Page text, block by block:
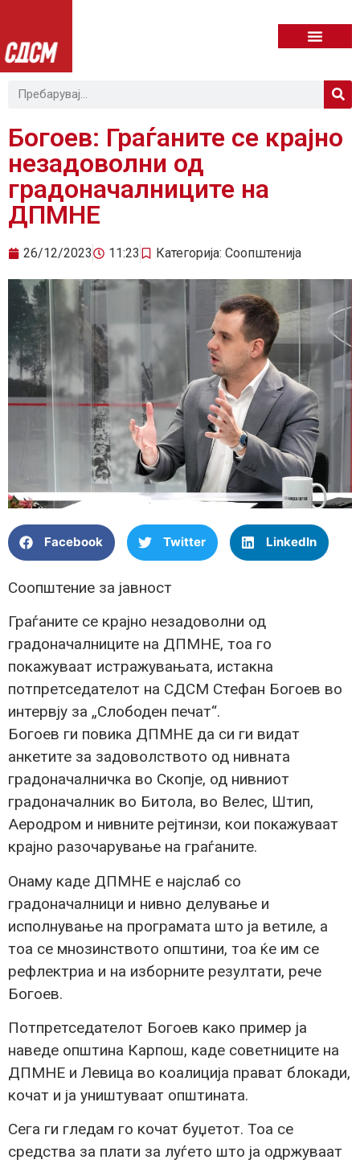
Богоев: Граѓаните се крајно
незадоволни од
градоначалниците на
ДПМНЕ
26/12/2023 11:23 Категорија: Соопштенија
Facebook Twitter LinkedIn
Соопштение за јавност
Граѓаните се крајно незадоволни од
градоначалниците на ДПМНЕ, тоа го
покажуваат истражувањата, истакна
потпретседателот на СДСМ Стефан Богоев во
интервју за „Слободен печат“.
Богоев ги повика ДПМНЕ да си ги видат
анкетите за задоволството од нивната
градоначалничка во Скопје, од нивниот
градоначалник во Битола, во Велес, Штип,
Аеродром и нивните рејтинзи, кои покажуваат
крајно разочарување на граѓаните.
Онаму каде ДПМНЕ е најслаб со
градоначалници и нивно делување и
исполнување на програмата што ја ветиле, а
тоа се мнозинството општини, тоа ќе им се
рефлектриа и на изборните резултати, рече
Богоев.
Потпретседателот Богоев како пример ја
наведе општина Карпош, каде советниците на
ДПМНЕ и Левица во коалиција прават блокади,
кочат и ја уништуваат општината.
Сега ги гледам го кочат буџетот. Тоа се
средства за плати за луѓето што ја одржуваат